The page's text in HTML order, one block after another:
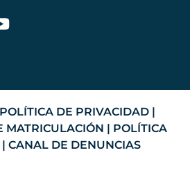
POLÍTICA DE PRIVACIDAD |
MATRICULACIÓN | POLÍTICA
| CANAL DE DENUNCIAS